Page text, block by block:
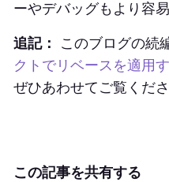
ーやデバッグもより容
追記： このブログの続
クトでリベースを適用
ぜひあわせてご覧くださ
この記事を共有する